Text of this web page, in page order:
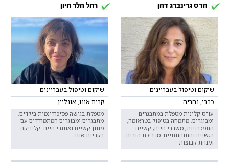
הדס גרינברג דהן
שיקום וטיפול בעבריינים
כברי, נהריה
עו"ס קלינית מטפלת במתבגרים
ומבוגרים. מתמחה בטיפול בטראומה,
התמכרויות, משברי חיים, קשיים
רגשיים והתנהגותיים. מדריכת הורים
ומנחת קבוצות
רחל הלר חיון
שיקום וטיפול בעבריינים
קרית אונו, אונליין
מטפלת בגישה פסיכודינמית בילדים,
מתבגרים ומבוגרים המתמודדים עם
מגוון קשיים ואתגרי חיים. קליניקה
בקריית אונו